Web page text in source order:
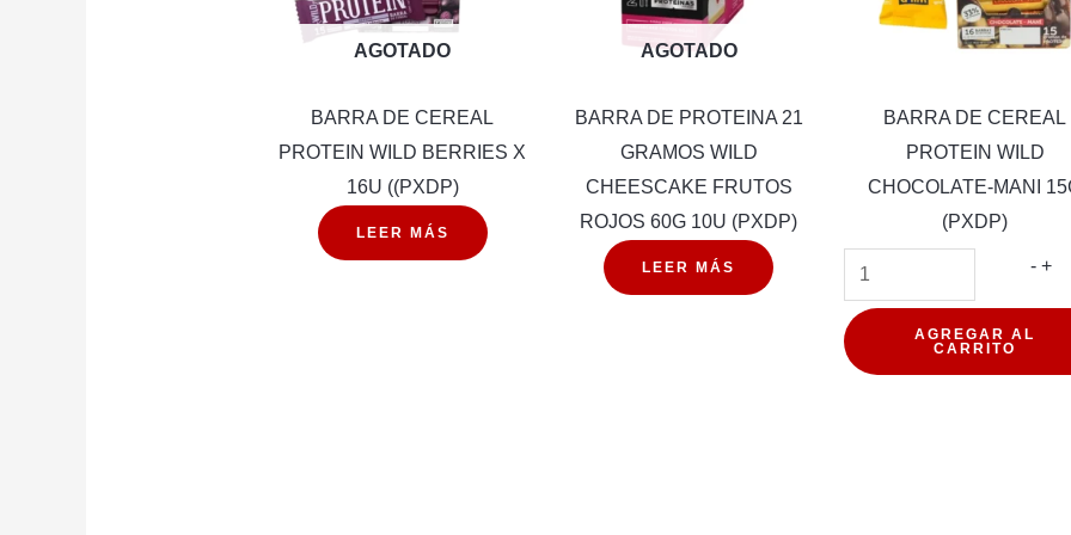
AGOTADO
BARRA DE CEREAL
PROTEIN WILD BERRIES X
16U ((PXDP)
LEER MÁS
AGOTADO
BARRA DE PROTEINA 21
GRAMOS WILD
CHEESCAKE FRUTOS
ROJOS 60G 10U (PXDP)
LEER MÁS
BARRA DE CEREAL
PROTEIN WILD
CHOCOLATE-MANI
(PXDP)
- +
AGREGAR AL
CARRITO